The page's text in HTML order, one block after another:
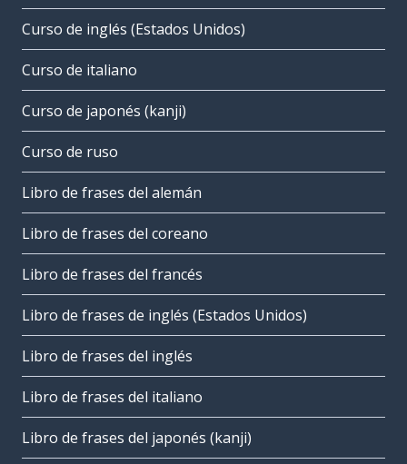
Curso de inglés (Estados Unidos)
Curso de italiano
Curso de japonés (kanji)
Curso de ruso
Libro de frases del alemán
Libro de frases del coreano
Libro de frases del francés
Libro de frases de inglés (Estados Unidos)
Libro de frases del inglés
Libro de frases del italiano
Libro de frases del japonés (kanji)